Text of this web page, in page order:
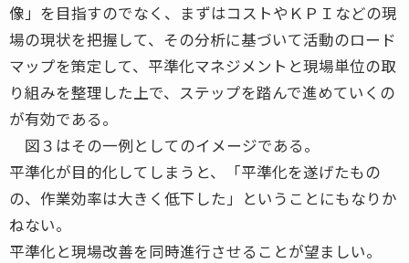
像」を目指すのでなく、まずはコストやＫＰＩなどの現
場の現状を把握して、その分析に基づいて活動のロード
マップを策定して、平準化マネジメントと現場単位の取
り組みを整理した上で、ステップを踏んで進めていくの
が有効である。
図３はその一例としてのイメージである。
平準化が目的化してしまうと、「平準化を遂げたもの
の、作業効率は大きく低下した」ということにもなりか
ねない。
平準化と現場改善を同時進行させることが望ましい。